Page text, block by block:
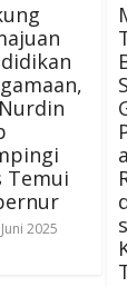
Temui
2025